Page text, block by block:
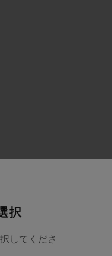
択
してくださ